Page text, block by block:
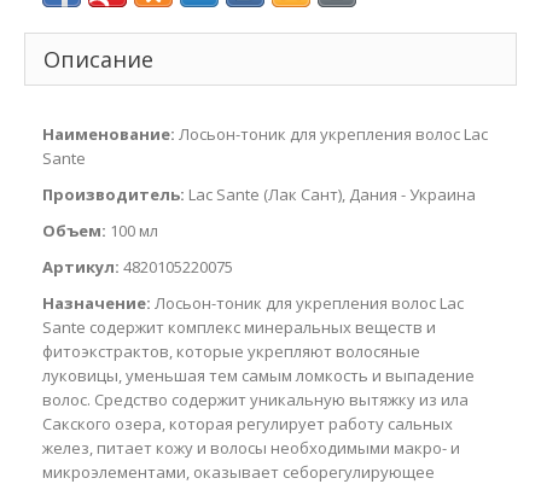
Описание
Наименование: Лосьон-тоник для укрепления волос Lac
Sante
Производитель: Lac Sante (Лак Сант), Дания - Украина
Объем: 100 мл
Артикул: 4820105220075
Назначение: Лосьон-тоник для укрепления волос Lac
Sante содержит комплекс минеральных веществ и
фитоэкстрактов, которые укрепляют волосяные
луковицы, уменьшая тем самым ломкость и выпадение
волос. Средство содержит уникальную вытяжку из ила
Сакского озера, которая регулирует работу сальных
желез, питает кожу и волосы необходимыми макро- и
микроэлементами, оказывает себорегулирующее